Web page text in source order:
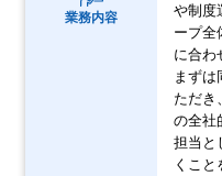
業務内容
や制度
ープ全
に合わ
まず
ただき
の全社
担当と
くこと